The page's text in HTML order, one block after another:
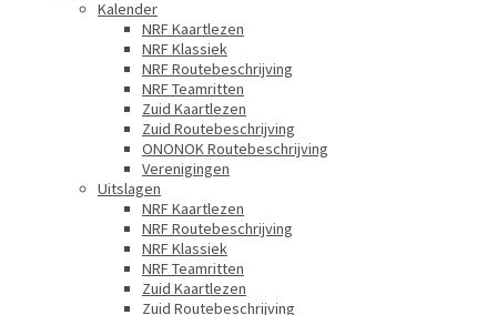
Kalender
NRF Kaartlezen
NRF Klassiek
NRF Routebeschrijving
NRF Teamritten
Zuid Kaartlezen
Zuid Routebeschrijving
ONONOK Routebeschrijving
Verenigingen
Uitslagen
NRF Kaartlezen
NRF Routebeschrijving
NRF Klassiek
NRF Teamritten
Zuid Kaartlezen
Zuid Routebeschrijving